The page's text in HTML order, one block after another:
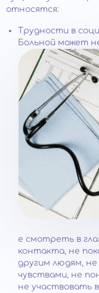
относятся:
Трудности в
Больной может
е смотреть в
контакта, не
другим людям,
чувствами, не
не участвовать